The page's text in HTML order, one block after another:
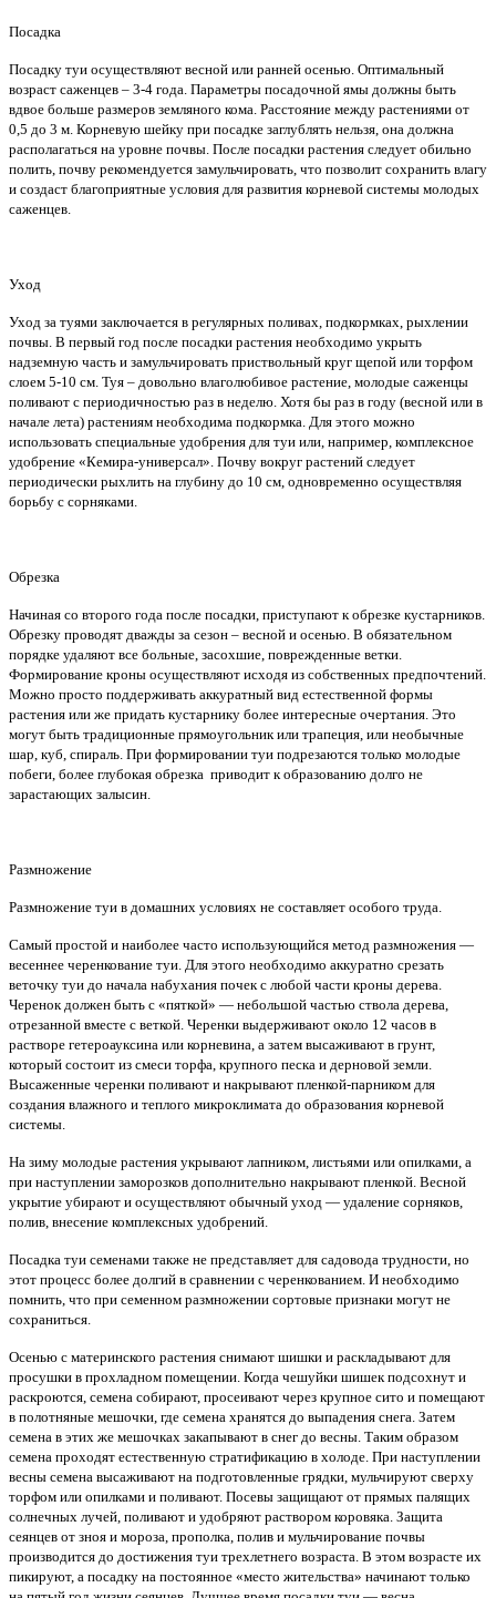
Посадка
Посадку туи осуществляют весной или ранней осенью. Оптимальный
возраст саженцев – 3-4 года. Параметры посадочной ямы должны быть
вдвое больше размеров земляного кома. Расстояние между растениями от
0,5 до 3 м. Корневую шейку при посадке заглублять нельзя, она должна
располагаться на уровне почвы. После посадки растения следует обильно
полить, почву рекомендуется замульчировать, что позволит сохранить влагу
и создаст благоприятные условия для развития корневой системы молодых
саженцев.
Уход
Уход за туями заключается в регулярных поливах, подкормках, рыхлении
почвы. В первый год после посадки растения необходимо укрыть
надземную часть и замульчировать приствольный круг щепой или торфом
слоем 5-10 см. Туя – довольно влаголюбивое растение, молодые саженцы
поливают с периодичностью раз в неделю. Хотя бы раз в году (весной или в
начале лета) растениям необходима подкормка. Для этого можно
использовать специальные удобрения для туи или, например, комплексное
удобрение «Кемира-универсал». Почву вокруг растений следует
периодически рыхлить на глубину до 10 см, одновременно осуществляя
борьбу с сорняками.
Обрезка
Начиная со второго года после посадки, приступают к обрезке кустарников.
Обрезку проводят дважды за сезон – весной и осенью. В обязательном
порядке удаляют все больные, засохшие, поврежденные ветки.
Формирование кроны осуществляют исходя из собственных предпочтений.
Можно просто поддерживать аккуратный вид естественной формы
растения или же придать кустарнику более интересные очертания. Это
могут быть традиционные прямоугольник или трапеция, или необычные
шар, куб, спираль. При формировании туи подрезаются только молодые
побеги, более глубокая обрезка приводит к образованию долго не
зарастающих залысин.
Размножение
Размножение туи в домашних условиях не составляет особого труда.
Самый простой и наиболее часто использующийся метод размножения —
весеннее черенкование туи. Для этого необходимо аккуратно срезать
веточку туи до начала набухания почек с любой части кроны дерева.
Черенок должен быть с «пяткой» — небольшой частью ствола дерева,
отрезанной вместе с веткой. Черенки выдерживают около 12 часов в
растворе гетероауксина или корневина, а затем высаживают в грунт,
который состоит из смеси торфа, крупного песка и дерновой земли.
Высаженные черенки поливают и накрывают пленкой-парником для
создания влажного и теплого микроклимата до образования корневой
системы.
На зиму молодые растения укрывают лапником, листьями или опилками, а
при наступлении заморозков дополнительно накрывают пленкой. Весной
укрытие убирают и осуществляют обычный уход — удаление сорняков,
полив, внесение комплексных удобрений.
Посадка туи семенами также не представляет для садовода трудности, но
этот процесс более долгий в сравнении с черенкованием. И необходимо
помнить, что при семенном размножении сортовые признаки могут не
сохраниться.
Осенью с материнского растения снимают шишки и раскладывают для
просушки в прохладном помещении. Когда чешуйки шишек подсохнут и
раскроются, семена собирают, просеивают через крупное сито и помещают
в полотняные мешочки, где семена хранятся до выпадения снега. Затем
семена в этих же мешочках закапывают в снег до весны. Таким образом
семена проходят естественную стратификацию в холоде. При наступлении
весны семена высаживают на подготовленные грядки, мульчируют сверху
торфом или опилками и поливают. Посевы защищают от прямых палящих
солнечных лучей, поливают и удобряют раствором коровяка. Защита
сеянцев от зноя и мороза, прополка, полив и мульчирование почвы
производится до достижения туи трехлетнего возраста. В этом возрасте их
пикируют, а посадку на постоянное «место жительства» начинают только